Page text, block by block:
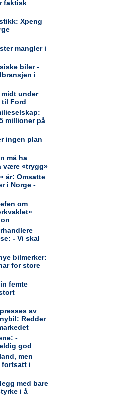
AS
Arna
Technician -
Technician -
AS
faktisk
Xpeng
mangler i
biler -
i
under
Ford
millioner på
ingen plan
må ha
være «trygg»
år: Omsatte
i Norge -
om
- Vi skal
bilmerker:
for store
femte
av
Redder
-
god
men
fortsatt i
med bare
i å